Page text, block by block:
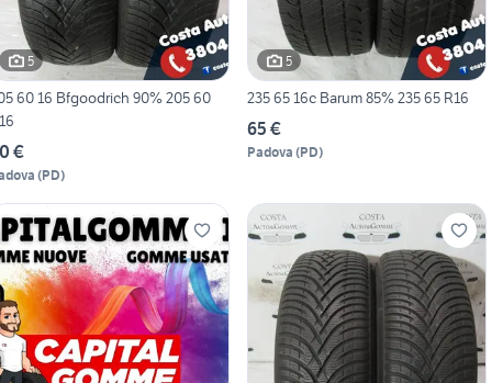
5
60 16 Bfgoodrich 90% 205 60
€
(PD)
5
235 65 16c Barum 85% 235 65 R16
65 €
Padova (PD)